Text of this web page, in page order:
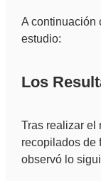
A continuación
estudio:
Los
Tras realizar el
recopilados de
observó lo